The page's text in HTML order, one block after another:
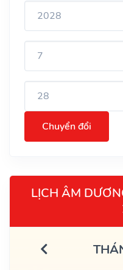
Chuyển đổi
LỊCH ÂM